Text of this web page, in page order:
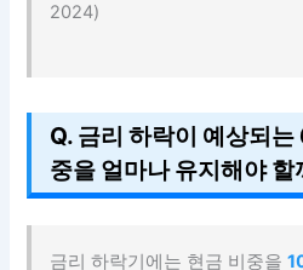
2024)
Q. 금리 하락이 예상되
중을 얼마나 유지해야 할
금리 하락기에는 현금 비중을